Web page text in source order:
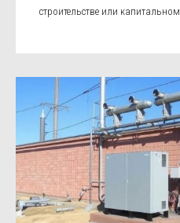
строительстве или